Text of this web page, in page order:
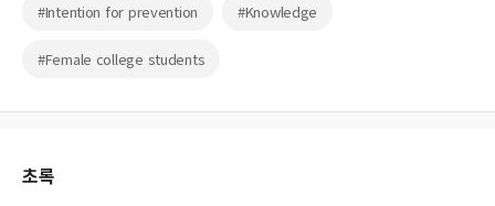
#Intention for prevention #Knowledge
#Female college students
초록